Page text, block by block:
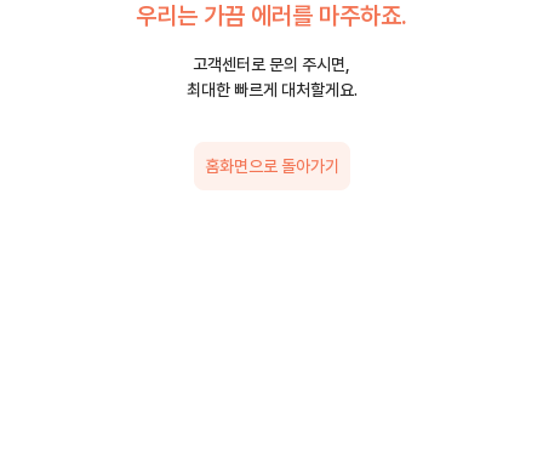
우리는 가끔 에러를 마주하죠.
고객센터로 문의 주시면,
최대한 빠르게 대처할게요.
홈화면으로 돌아가기